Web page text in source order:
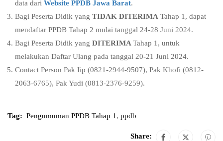
data dari Website PPDB Jawa Barat.
Bagi Peserta Didik yang TIDAK DITERIMA Tahap 1, dapat
mendaftar PPDB Tahap 2 mulai tanggal 24-28 Juni 2024.
Bagi Peserta Didik yang DITERIMA Tahap 1, untuk
melakukan Daftar Ulang pada tanggal 20-21 Juni 2024.
Contact Person Pak Iip (0821-2944-9507), Pak Khofi (0812-
2063-6765), Pak Yudi (0813-2376-9259).
Tag: Pengumuman PPDB Tahap 1 , ppdb
Share: